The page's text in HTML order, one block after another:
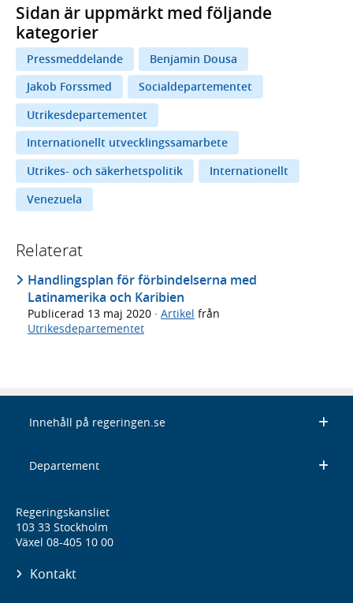
Sidan är uppmärkt med följande
kategorier
Pressmeddelande
Benjamin Dousa
Jakob Forssmed
Socialdepartementet
Utrikesdepartementet
Internationellt utvecklingssamarbete
Utrikes- och säkerhetspolitik
Internationellt
Venezuela
Relaterat
Handlingsplan för förbindelserna med
Latinamerika och Karibien
Publicerad 13 maj 2020 · Artikel från
Utrikesdepartementet
Innehåll på regeringen.se
Departement
Regeringskansliet
103 33 Stockholm
Växel 08-405 10 00
Kontakt